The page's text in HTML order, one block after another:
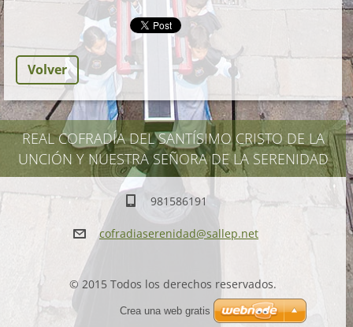
Volver
REAL COFRADÍA DEL SANTÍSIMO CRISTO DE LA
UNCIÓN Y NUESTRA SEÑORA DE LA SERENIDAD
981586191
cofradiaserenidad@sallep.net
© 2015 Todos los derechos reservados.
Crea una web gratis